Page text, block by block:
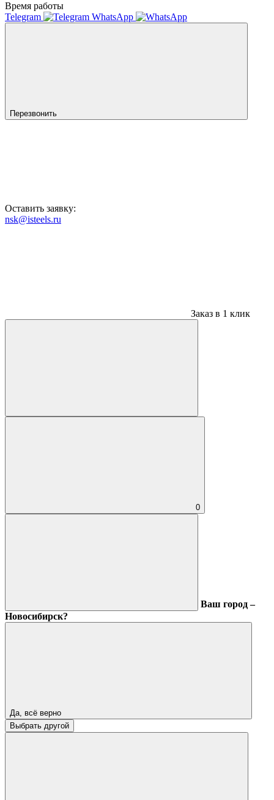
Время работы
Telegram
WhatsApp
Перезвонить
Оставить заявку:
nsk@isteels.ru
Заказ в 1 клик
0
Ваш город –
Новосибирск?
Да, всё верно
Выбрать другой